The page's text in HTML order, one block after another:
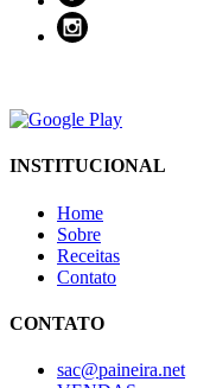
INSTITUCIONAL
Home
Sobre
Receitas
Contato
CONTATO
sac@paineira.net